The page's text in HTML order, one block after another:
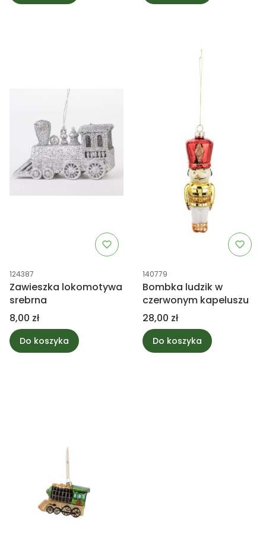
Kod produktu
124387
Zawieszka lokomotywa
srebrna
Cena
8,00 zł
Do koszyka
Kod produktu
140779
Bombka ludzik w
czerwonym kapeluszu
Cena
28,00 zł
Do koszyka